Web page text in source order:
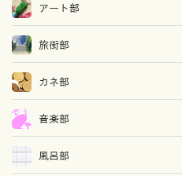
アート部
旅街部
カネ部
音楽部
風呂部